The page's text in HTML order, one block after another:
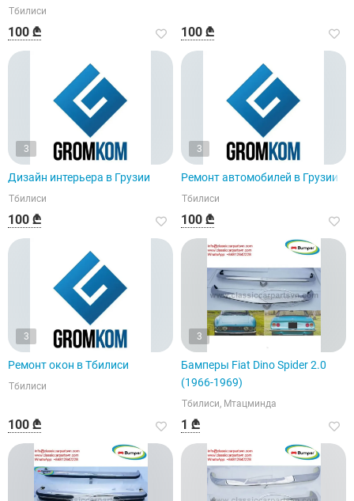
Тбилиси
100 ₾ 100 ₾
3
Дизайн интерьера в Грузии
Тбилиси
100 ₾
3
Ремонт автомобилей в Грузии
Тбилиси
100 ₾
3
Ремонт окон в Тбилиси
Тбилиси
100 ₾
3
Бамперы Fiat Dino Spider 2.0
(1966-1969)
Тбилиси, Мтацминда
1 ₾